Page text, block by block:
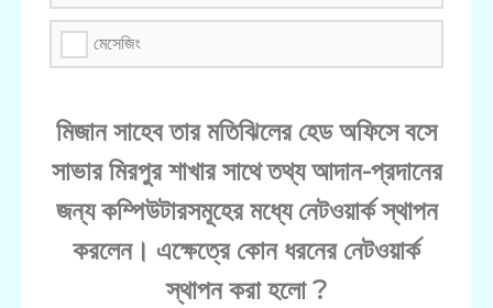
মেসেজিং
মিজান সাহেব তার মতিঝিলের হেড অফিসে বসে
সাভার মিরপুর শাখার সাথে তথ্য আদান-প্রদানের
জন্য কম্পিউটারসমূহের মধ্যে নেটওয়ার্ক স্থাপন
করলেন। এক্ষেত্রে কোন ধরনের নেটওয়ার্ক
স্থাপন করা হলো ?